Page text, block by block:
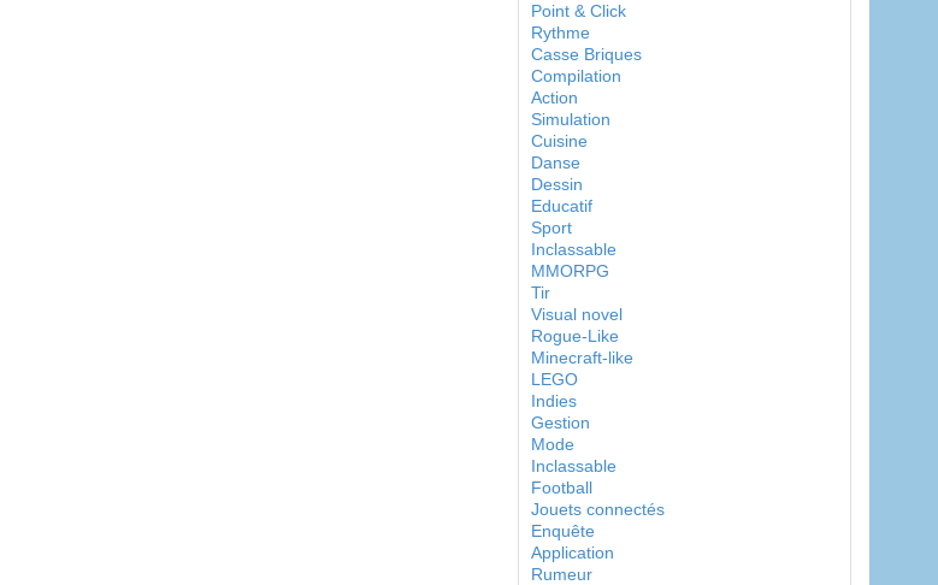
Point & Click
Rythme
Casse Briques
Compilation
Action
Simulation
Cuisine
Danse
Dessin
Educatif
Sport
Inclassable
MMORPG
Tir
Visual novel
Rogue-Like
Minecraft-like
LEGO
Indies
Gestion
Mode
Inclassable
Football
Jouets connectés
Enquête
Application
Rumeur